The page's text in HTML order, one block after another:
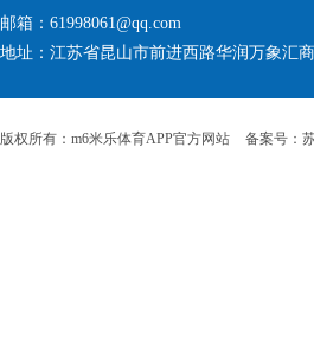
邮箱：61998061@qq.com
地址：江苏省昆山市前进西路华润万象汇
版权所有：m6米乐体育APP官方网站 备案号：